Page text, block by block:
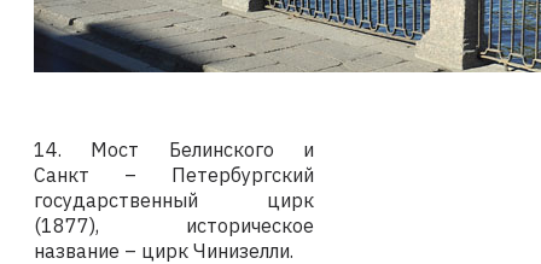
14. Мост Белинского и
Санкт – Петербургский
государственный цирк
(1877), историческое
название – цирк Чинизелли.